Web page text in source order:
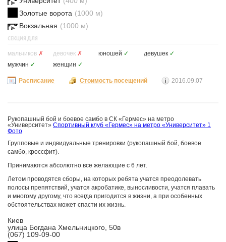
Золотые ворота (1000 м)
Вокзальная (1000 м)
СЕКЦИЯ ДЛЯ
мальчиков ✗ девочек ✗ юношей ✓ девушек ✓
мужчин ✓ женщин ✓
Расписание Стоимость посещений 2016.09.07
Рукопашный бой и боевое самбо в СК «Гермес» на метро
«Университет» Спортивный клуб «Гермес» на метро «Университет» 1
Фото
Групповые и индвидуальные тренировки (рукопашный бой, боевое
самбо, кроссфит).
Принимаются абсолютно все желающие с 6 лет.
Летом проводятся сборы, на которых ребята учатся преодолевать
полосы препятствий, учатся акробатике, выносливости, учатся плавать
и многому другому, что всегда пригодится в жизни, а при особенных
обстоятельствах может спасти их жизнь.
Киев
улица Богдана Хмельницкого, 50в
(067) 109-09-00